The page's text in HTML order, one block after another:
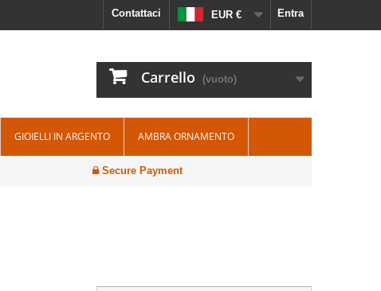
Entra
EUR €
Contattaci
Carrello (vuoto)
GIOIELLI IN ARGENTO AMBRA ORNAMENTO
Secure Payment